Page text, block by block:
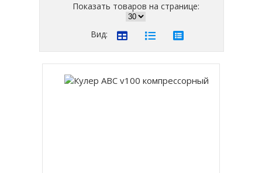
Показать товаров на странице:
Вид: